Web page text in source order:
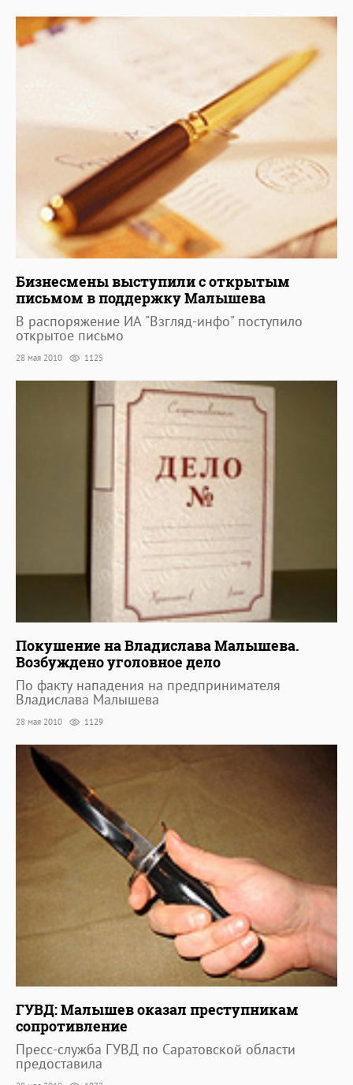
Бизнесмены выступили с открытым
письмом в поддержку Малышева
В распоряжение ИА "Взгляд-инфо" поступило
открытое письмо
28 мая 2010 1125
Покушение на Владислава Малышева.
Возбуждено уголовное дело
По факту нападения на предпринимателя
Владислава Малышева
28 мая 2010 1129
ГУВД: Малышев оказал преступникам
сопротивление
Пресс-служба ГУВД по Саратовской области
предоставила